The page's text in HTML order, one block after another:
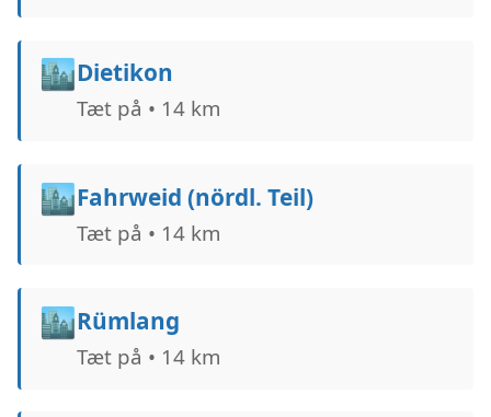
🏙️Dietikon
Tæt på • 14 km
🏙️Fahrweid (nördl. Teil)
Tæt på • 14 km
🏙️Rümlang
Tæt på • 14 km